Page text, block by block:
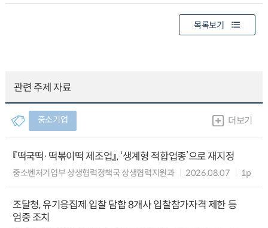
목록보기
관련 주제 자료
중소기업 더보기
『떡국떡·떡볶이떡 제조업』, ‘생계형 적합업종’으로 재지정
중소벤처기업부 상생협력정책국 상생협력지원과 2026.08.07 1p
조달청, 유기응집제 입찰 담합 8개사 입찰참가자격 제한 등
엄중 조치